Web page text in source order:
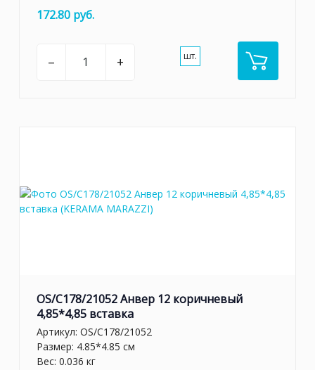
172.80 руб.
– + шт.
OS/C178/21052 Анвер 12 коричневый
4,85*4,85 вставка
Артикул: OS/C178/21052
Размер: 4.85*4.85 см
Вес: 0.036 кг